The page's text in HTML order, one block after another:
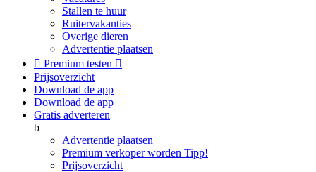
Stallen te huur
Ruitervakanties
Overige dieren
Advertentie plaatsen
 Premium testen 
Prijsoverzicht
Download de app
Download de app
Gratis adverteren
b
Advertentie plaatsen
Premium verkoper worden Tipp!
Prijsoverzicht